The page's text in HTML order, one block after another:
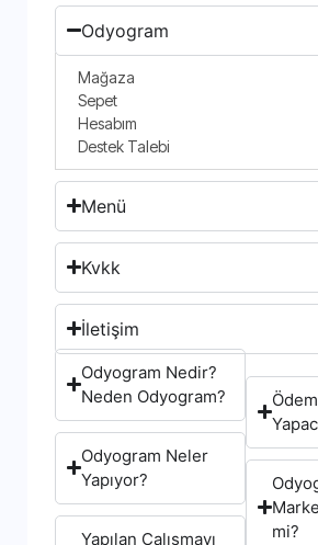
Odyogram
Mağaza
Sepet
Hesabım
Destek Talebi
Menü
Kvkk
İletişim
Odyogram Nedir?
Neden Odyogram?
Odyogram Neler
Yapıyor?
Yapılan Çalışmayı
mi?